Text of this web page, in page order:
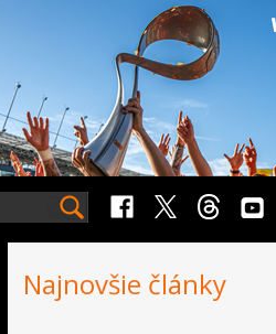
Najnovšie články